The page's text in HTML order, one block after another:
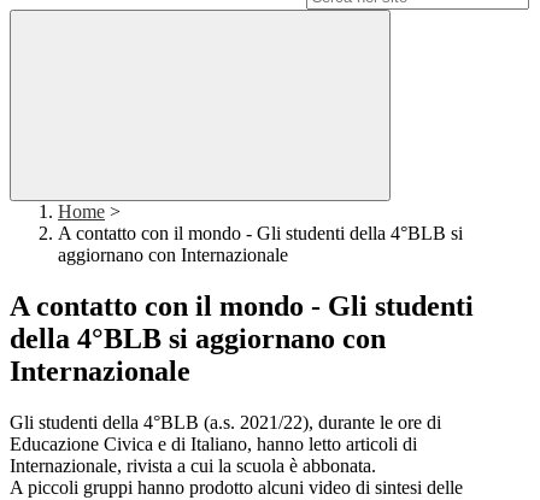
Home >
A contatto con il mondo - Gli studenti della 4°BLB si
aggiornano con Internazionale
A contatto con il mondo - Gli studenti
della 4°BLB si aggiornano con
Internazionale
Gli studenti della 4°BLB (a.s. 2021/22), durante le ore di
Educazione Civica e di Italiano, hanno letto articoli di
Internazionale, rivista a cui la scuola è abbonata.
A piccoli gruppi hanno prodotto alcuni video di sintesi delle